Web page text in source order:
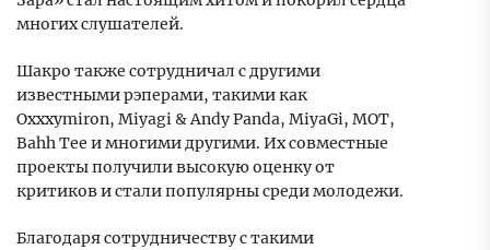
многих слушателей.
Шакро также сотрудничал с другими
известными рэперами, такими как
Oxxxymiron, Miyagi & Andy Panda, MiyaGi, MOT,
Bahh Tee и многими другими. Их совместные
проекты получили высокую оценку от
критиков и стали популярны среди молодежи.
Благодаря сотрудничеству с такими